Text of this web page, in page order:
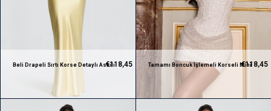
Beli Drapeli Sırtı Korse Detaylı Askılı€118,45
Tamamı Boncuk İşlemeli Korseli Mini
Tasarım Elbise
€118,45